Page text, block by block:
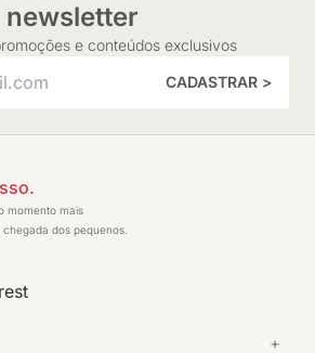
newsletter
e conteúdos exclusivos
CADASTRAR >
momento mais
dos pequenos.